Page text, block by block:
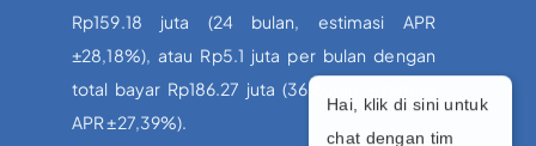
Rp159.18 juta (24 bulan, estimasi APR
±28,18%), atau Rp5.1 juta per bulan dengan
total bayar Rp186.27 juta (36 bulan, estimasi
APR ±27,39%).
Hai, klik di sini untuk